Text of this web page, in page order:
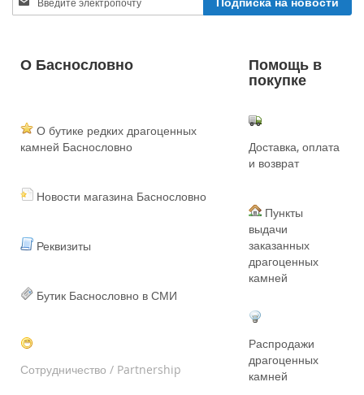
Up
Newsletter:
О Баснословно Помощь в
покупке
О бутике редких драгоценных
камней Баснословно
Новости магазина Баснословно
Реквизиты
Бутик Баснословно в СМИ
Сотрудничество / Partnership
Доставка, оплата
и возврат
Пункты
выдачи
заказанных
драгоценных
камней
Распродажи
драгоценных
камней